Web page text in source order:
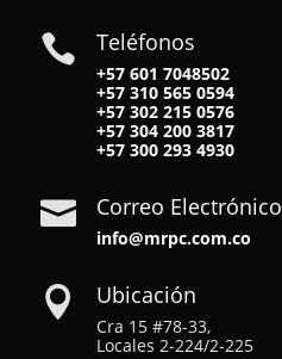
 Teléfonos
+57 601 7048502
+57310 565 0594
+57302 215 0576
+57304 200 3817
+57300 293 4930
 Correo Electrónico
info@mrpc.com.co
 Ubicación
Cra 15 #78-33,
Locales 2-224/2-225